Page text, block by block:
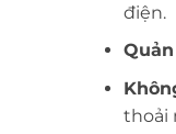
điện.
thoải